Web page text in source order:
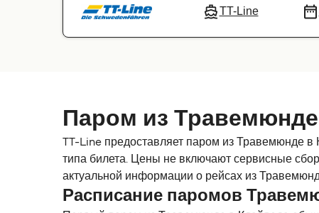
TT-Line
Паром из
TT-Line предоставляет паром из Травемюнде
типа билета. Цены не включают сервисные
актуальной информации о рейсах из
Расписание паромов